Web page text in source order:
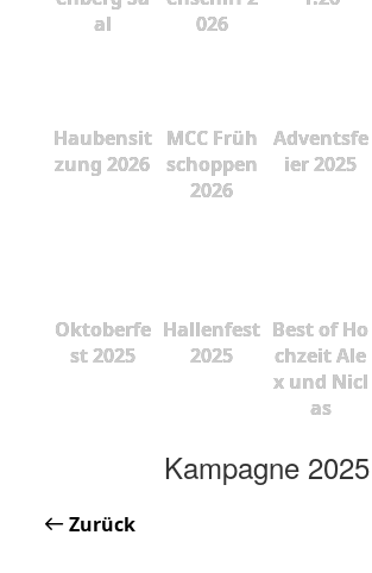
al
026
Haubensit
zung 2026
MCC Früh
schoppen
2026
Adventsfe
ier 2025
Oktoberfe
st 2025
Hallenfest
2025
Best of Ho
chzeit Ale
x und Nicl
as
Kampagne 2025
Zurück